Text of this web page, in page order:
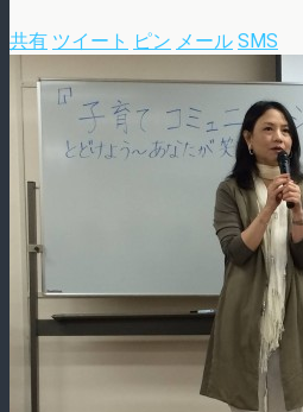
共有 ツイート ピン メール SMS